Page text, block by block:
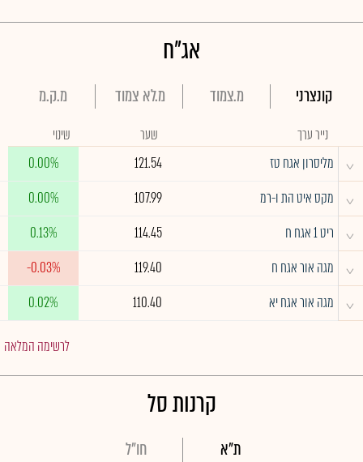
אג"ח
קונצרני מ.צמוד מ.לא צמוד מ.ק.מ
נייר ערך שער שינוי
^ מליסרון אגח טז 121.54
0.00%
^ מקס איט הת ו-רמ 107.99
0.00%
^ ריט 1 אגח ח 114.45
0.13%
^ מגה אור אגח ח 119.40
-0.03%
^ מגה אור אגח יא 110.40
0.02%
לרשימה המלאה
קרנות סל
ת"א חו"ל